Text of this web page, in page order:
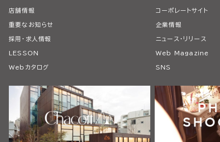
店舗情報 コーポレートサイト
重要なお知らせ 企業情報
採用・求人情報 ニュース・リリース
LESSON Web Magazine
Webカタログ SNS